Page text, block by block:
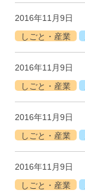
2016年11月9日
しごと・産業
2016年11月9日
しごと・産業
2016年11月9日
しごと・産業
2016年11月9日
しごと・産業